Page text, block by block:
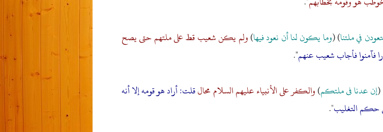
في ملتنا) (وما يكون لنا أن نعود فيها)ولم يكن شعيب قط على ملتهم حتى يصح
فآمنوا فأجاب شعيب عنهم"
.
(إن عدنا فى ملتكم)والكفر على الأنبياء عليهم السلام محالقلت: أراد هو قومه إلا أنه
حكم التغليب".